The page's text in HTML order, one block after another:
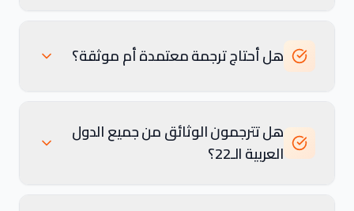
هل أحتاج ترجمة معتمدة أم موثقة؟
هل تترجمون الوثائق من جميع الدول
العربية الـ22؟